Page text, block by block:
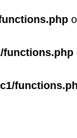
functions.php